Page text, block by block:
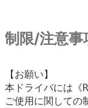
制限/注意事
【お願い】
本ドライバには《
ご使用に関しての